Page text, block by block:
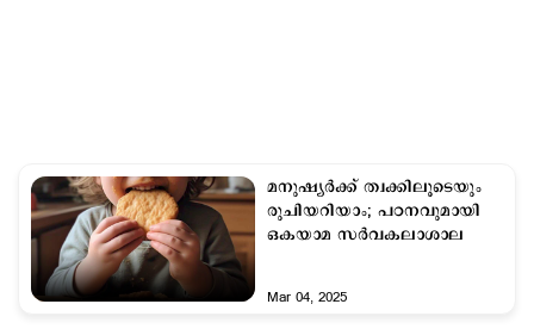
മനുഷ്യര്‍ക്ക് ത്വക്കിലൂടെയും
രുചിയറിയാം; പഠനവുമായി
ഒകയാമ സര്‍വകലാശാല
Mar 04, 2025